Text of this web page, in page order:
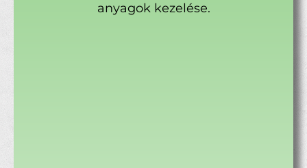
anyagok kezelése.